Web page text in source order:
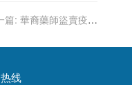
篇: 華裔藥師盜賣疫苗
线